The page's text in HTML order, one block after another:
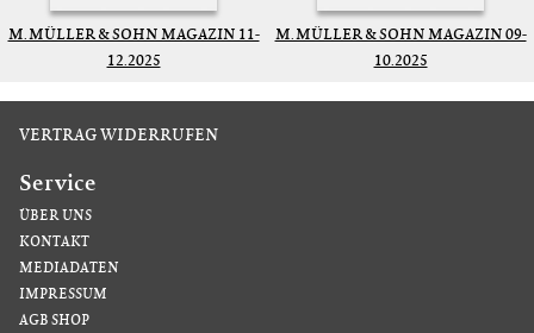
M. MÜLLER & SOHN MAGAZIN 11-
12.2025
M. MÜLLER & SOHN MAGAZIN 09-
10.2025
VERTRAG WIDERRUFEN
Service
ÜBER UNS
KONTAKT
MEDIADATEN
IMPRESSUM
AGB SHOP